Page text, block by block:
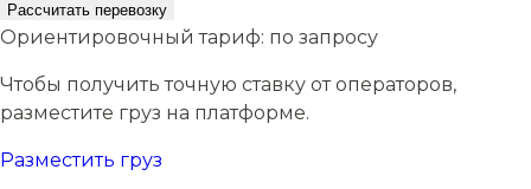
Рассчитать перевозку
Ориентировочный тариф: по запросу
Чтобы получить точную ставку от операторов,
разместите груз на платформе.
Разместить груз